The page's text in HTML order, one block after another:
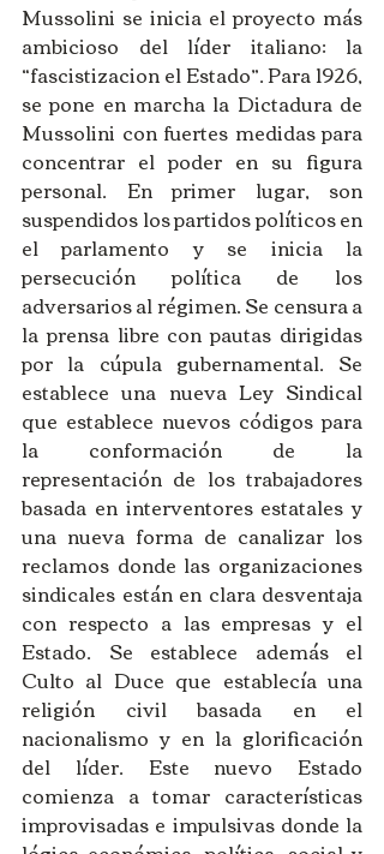
Mussolini se inicia el proyecto más
ambicioso del líder italiano: la
“fascistizacion el Estado”. Para 1926,
se pone en marcha la Dictadura de
Mussolini con fuertes medidas para
concentrar el poder en su figura
personal. En primer lugar, son
suspendidos los partidos políticos en
el parlamento y se inicia la
persecución política de los
adversarios al régimen. Se censura a
la prensa libre con pautas dirigidas
por la cúpula gubernamental. Se
establece una nueva Ley Sindical
que establece nuevos códigos para
la conformación de la
representación de los trabajadores
basada en interventores estatales y
una nueva forma de canalizar los
reclamos donde las organizaciones
sindicales están en clara desventaja
con respecto a las empresas y el
Estado. Se establece además el
Culto al Duce que establecía una
religión civil basada en el
nacionalismo y en la glorificación
del líder. Este nuevo Estado
comienza a tomar características
improvisadas e impulsivas donde la